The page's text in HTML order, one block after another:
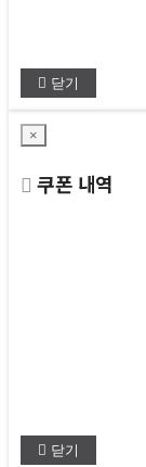
닫기
×
쿠폰 내역
닫기